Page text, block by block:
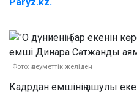
Paryz.kz.
Фото: әлеуметтік желіден
Кадрдан емшінің ашулы